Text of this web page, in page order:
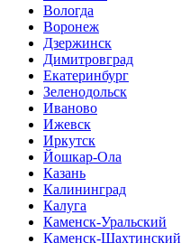
Вологда
Воронеж
Дзержинск
Димитровград
Екатеринбург
Зеленодольск
Иваново
Ижевск
Иркутск
Йошкар-Ола
Казань
Калининград
Калуга
Каменск-Уральский
Каменск-Шахтинский